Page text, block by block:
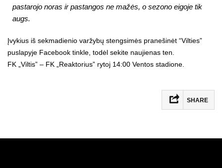
pastarojo noras ir pastangos ne mažės, o sezono eigoje tik
augs.
Įvykius iš sekmadienio varžybų stengsimės pranešinėt “Vilties”
puslapyje Facebook tinkle, todėl sekite naujienas ten.
FK „Viltis” – FK „Reaktorius” rytoj 14:00 Ventos stadione.
SHARE